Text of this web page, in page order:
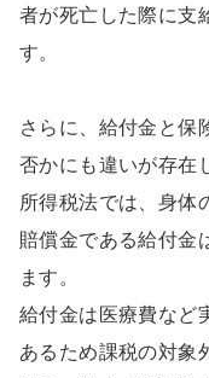
者が死亡した際に支
す。
さらに、給付金と保
否かにも違いが存在
所得税法では、身体
賠償金である給付金
ます。
給付金は医療費など
あるため課税の対象